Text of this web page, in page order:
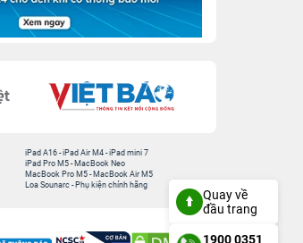
iPad A16 -iPad Air M4 -iPad mini 7
iPad Pro M5 - MacBook Neo
MacBook Pro M5 - MacBook Air M5
Loa Sounarc - Phụ kiện chính hãng
Quay về
đầu trang
1900 0351